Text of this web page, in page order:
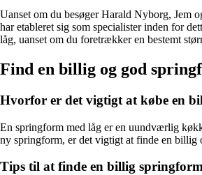
Uanset om du besøger Harald Nyborg, Jem
har etableret sig som specialister inden for
låg, uanset om du foretrækker en bestemt
Find en billig og god
Hvorfor er det vigtigt at købe en
En springform med låg er en uundværlig
ny springform, er det vigtigt at finde en billig
Tips til at finde en billig